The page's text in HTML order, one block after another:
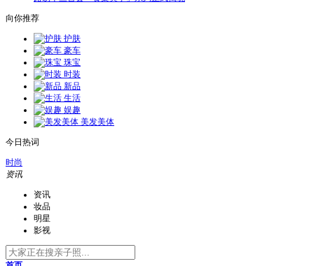
向你推荐
护肤
豪车
珠宝
时装
新品
生活
娱趣
美发美体
今日热词
时尚
资讯
资讯
妆品
明星
影视